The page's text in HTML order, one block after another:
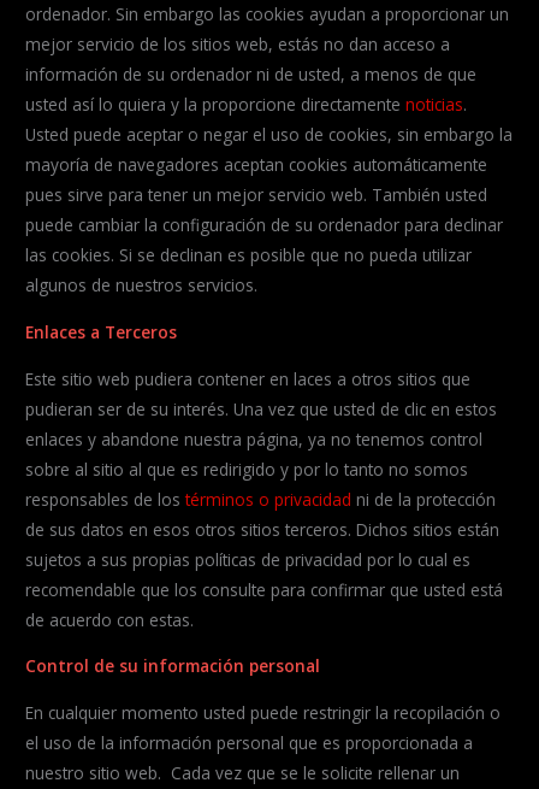
ordenador. Sin embargo las cookies ayudan a proporcionar un
mejor servicio de los sitios web, estás no dan acceso a
información de su ordenador ni de usted, a menos de que
usted así lo quiera y la proporcione directamentenoticias.
Usted puede aceptar o negar el uso de cookies, sin embargo la
mayoría de navegadores aceptan cookies automáticamente
pues sirve para tener un mejor servicio web. También usted
puede cambiar la configuración de su ordenador para declinar
las cookies. Si se declinan es posible que no pueda utilizar
algunos de nuestros servicios.
Enlaces a Terceros
Este sitio web pudiera contener en laces a otros sitios que
pudieran ser de su interés. Una vez que usted de clic en estos
enlaces y abandone nuestra página, ya no tenemos control
sobre al sitio al que es redirigido y por lo tanto no somos
responsables de lostérminos o privacidad ni de la protección
de sus datos en esos otros sitios terceros. Dichos sitios están
sujetos a sus propias políticas de privacidad por lo cual es
recomendable que los consulte para confirmar que usted está
de acuerdo con estas.
Control de su información personal
En cualquier momento usted puede restringir la recopilación o
el uso de la información personal que es proporcionada a
nuestro sitio web. Cada vez que se le solicite rellenar un